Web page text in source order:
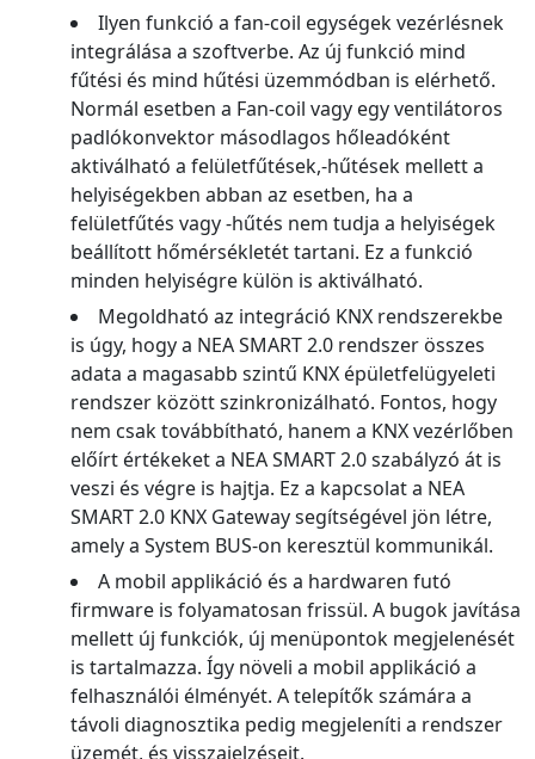
Ilyen funkció a fan-coil egységek vezérlésnek
integrálása a szoftverbe. Az új funkció mind
fűtési és mind hűtési üzemmódban is elérhető.
Normál esetben a Fan-coil vagy egy ventilátoros
padlókonvektor másodlagos hőleadóként
aktiválható a felületfűtések,-hűtések mellett a
helyiségekben abban az esetben, ha a
felületfűtés vagy -hűtés nem tudja a helyiségek
beállított hőmérsékletét tartani. Ez a funkció
minden helyiségre külön is aktiválható.
Megoldható az integráció KNX rendszerekbe
is úgy, hogy a NEA SMART 2.0 rendszer összes
adata a magasabb szintű KNX épületfelügyeleti
rendszer között szinkronizálható. Fontos, hogy
nem csak továbbítható, hanem a KNX vezérlőben
előírt értékeket a NEA SMART 2.0 szabályzó át is
veszi és végre is hajtja. Ez a kapcsolat a NEA
SMART 2.0 KNX Gateway segítségével jön létre,
amely a System BUS-on keresztül kommunikál.
A mobil applikáció és a hardwaren futó
firmware is folyamatosan frissül. A bugok javítása
mellett új funkciók, új menüpontok megjelenését
is tartalmazza. Így növeli a mobil applikáció a
felhasználói élményét. A telepítők számára a
távoli diagnosztika pedig megjeleníti a rendszer
üzemét, és visszajelzéseit.